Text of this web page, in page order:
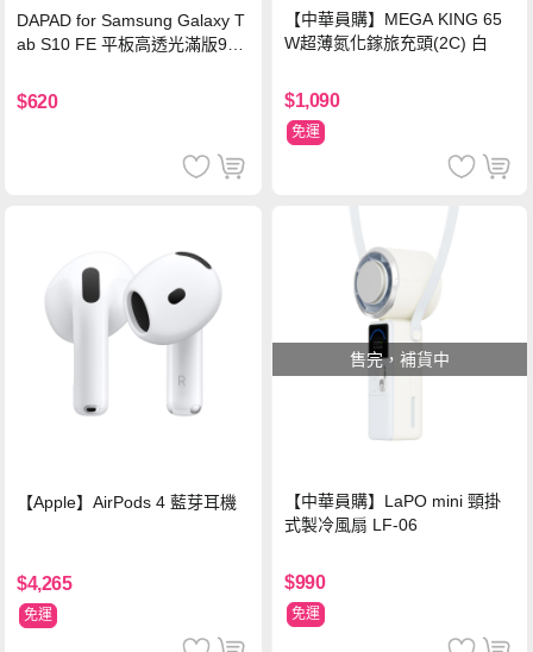
DAPAD for Samsung Galaxy T
ab S10 FE 平板高透光滿版9H
$620
【中華員購】MEGA KING 65
W超薄氮化鎵旅充頭(2C) 白
$1,090
免運
【Apple】AirPods 4 藍芽耳機
$4,265
免運
售完，補貨中
【中華員購】LaPO mini 頸掛
式製冷風扇 LF-06
$990
免運